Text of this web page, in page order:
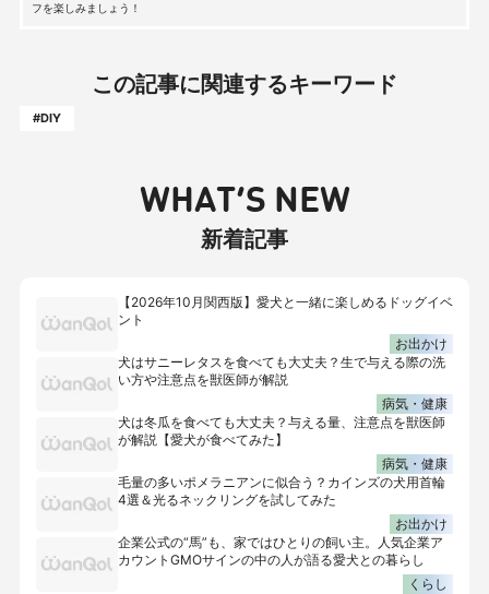
フを楽しみましょう！
この記事に関連するキーワード
#DIY
WHAT’S NEW
新着記事
【2026年10月関西版】愛犬と一緒に楽しめるドッグイベ
ント
お出かけ
犬はサニーレタスを食べても大丈夫？生で与える際の洗
い方や注意点を獣医師が解説
病気・健康
犬は冬瓜を食べても大丈夫？与える量、注意点を獣医師
が解説【愛犬が食べてみた】
病気・健康
毛量の多いポメラニアンに似合う？カインズの犬用首輪
4選＆光るネックリングを試してみた
お出かけ
企業公式の“馬”も、家ではひとりの飼い主。人気企業ア
カウントGMOサインの中の人が語る愛犬との暮らし
くらし